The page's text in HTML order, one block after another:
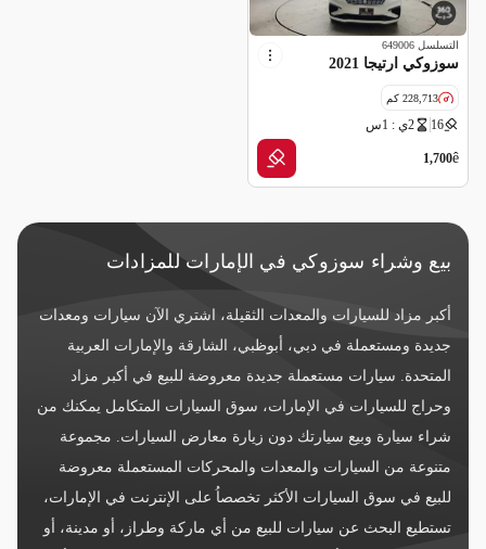
التسلسل 649006
سوزوكي ارتيجا 2021
228,713 كم
16 2ي : 1س
ê
1,700
بيع وشراء سوزوكي في الإمارات للمزادات
أكبر مزاد للسيارات والمعدات الثقيلة، اشتري الآن سيارات ومعدات
جديدة ومستعملة في دبي، أبوظبي، الشارقة والإمارات العربية
المتحدة. سيارات مستعملة جديدة معروضة للبيع في أكبر مزاد
وحراج للسيارات في الإمارات، سوق السيارات المتكامل يمكنك من
شراء سيارة وبيع سيارتك دون زيارة معارض السيارات. مجموعة
متنوعة من السيارات والمعدات والمحركات المستعملة معروضة
للبيع في سوق السيارات الأكثر تخصصاُ على الإنترنت في الإمارات،
تستطيع البحث عن سيارات للبيع من أي ماركة وطراز، أو مدينة، أو